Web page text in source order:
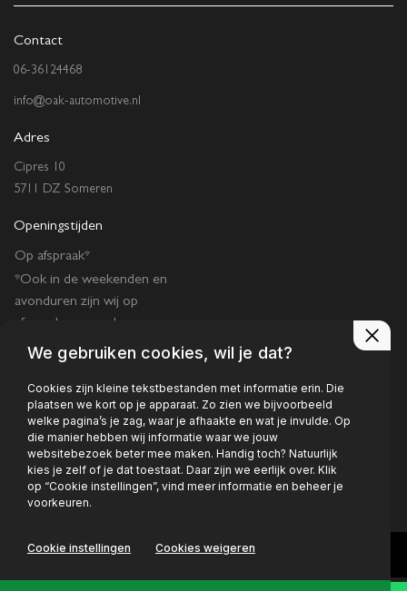
Contact
06-36124468
info@oak-automotive.nl
Adres
Cipres 10
5711 DZ Someren
Openingstijden
Op afspraak*
*Ook in de weekenden en
avonduren zijn wij op
afspraak geopend.
Privacy policy
We gebruiken cookies, wil je dat?
Cookies zijn kleine tekstbestanden met informatie erin. Die
plaatsen we kort op je apparaat. Zo zien we bijvoorbeeld
welke pagina’s je zag, waar je afhaakte en wat je invulde. Op
die manier hebben wij informatie waar we jouw
websitebezoek beter mee maken. Handig toch? Natuurlijk
kies je zelf of je dat toestaat. Daar zijn we eerlijk over. Klik
op “Cookie instellingen”, vind meer informatie en beheer je
voorkeuren.
Cookie instellingen Cookies weigeren